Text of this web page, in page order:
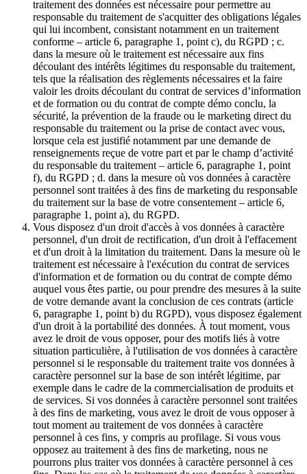
traitement des données est nécessaire pour permettre au
responsable du traitement de s'acquitter des obligations légales
qui lui incombent, consistant notamment en un traitement
conforme – article 6, paragraphe 1, point c), du RGPD ; c.
dans la mesure où le traitement est nécessaire aux fins
découlant des intérêts légitimes du responsable du traitement,
tels que la réalisation des règlements nécessaires et la faire
valoir les droits découlant du contrat de services d’information
et de formation ou du contrat de compte démo conclu, la
sécurité, la prévention de la fraude ou le marketing direct du
responsable du traitement ou la prise de contact avec vous,
lorsque cela est justifié notamment par une demande de
renseignements reçue de votre part et par le champ d’activité
du responsable du traitement – article 6, paragraphe 1, point
f), du RGPD ; d. dans la mesure où vos données à caractère
personnel sont traitées à des fins de marketing du responsable
du traitement sur la base de votre consentement – article 6,
paragraphe 1, point a), du RGPD.
Vous disposez d'un droit d'accès à vos données à caractère
personnel, d'un droit de rectification, d'un droit à l'effacement
et d'un droit à la limitation du traitement. Dans la mesure où le
traitement est nécessaire à l'exécution du contrat de services
d'information et de formation ou du contrat de compte démo
auquel vous êtes partie, ou pour prendre des mesures à la suite
de votre demande avant la conclusion de ces contrats (article
6, paragraphe 1, point b) du RGPD), vous disposez également
d'un droit à la portabilité des données. À tout moment, vous
avez le droit de vous opposer, pour des motifs liés à votre
situation particulière, à l'utilisation de vos données à caractère
personnel si le responsable du traitement traite vos données à
caractère personnel sur la base de son intérêt légitime, par
exemple dans le cadre de la commercialisation de produits et
de services. Si vos données à caractère personnel sont traitées
à des fins de marketing, vous avez le droit de vous opposer à
tout moment au traitement de vos données à caractère
personnel à ces fins, y compris au profilage. Si vous vous
opposez au traitement à des fins de marketing, nous ne
pourrons plus traiter vos données à caractère personnel à ces